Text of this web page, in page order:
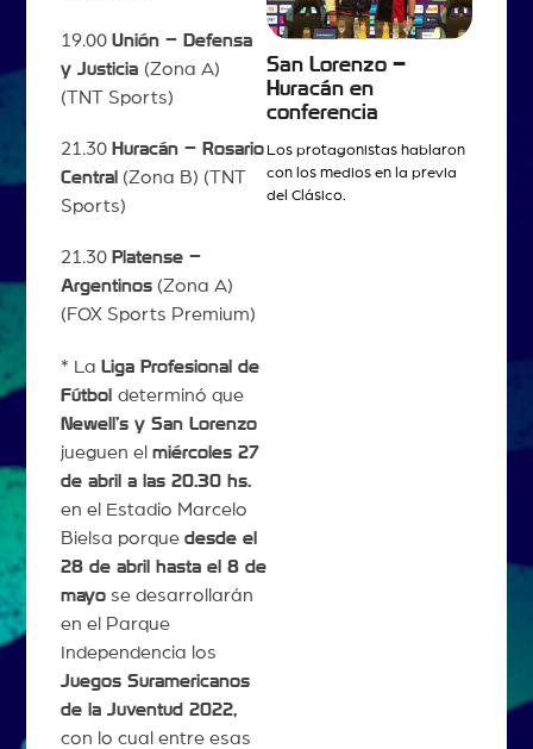
19.00 Unión – Defensa
y Justicia (Zona A)
(TNT Sports)
21.30 Huracán – Rosario
Central (Zona B) (TNT
Sports)
21.30 Platense –
Argentinos(Zona A)
(FOX Sports Premium)
* La Liga Profesional de
Fútbol determinó que
Newell’s y San Lorenzo
jueguen el miércoles 27
de abril a las 20.30 hs.
en el Estadio Marcelo
Bielsa porque desde el
28 de abril hasta el 8 de
mayose desarrollarán
en el Parque
Independencia los
Juegos Suramericanos
de la Juventud 2022,
con lo cual entre esas
San Lorenzo –
Huracán en
conferencia
Los protagonistas hablaron
con los medios en la previa
del Clásico.